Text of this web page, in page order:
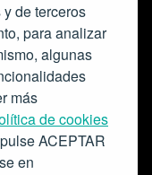
de terceros
para analizar
algunas
más
de cookies
ACEPTAR
en